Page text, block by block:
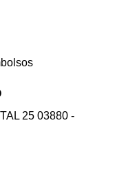
25 03880 -